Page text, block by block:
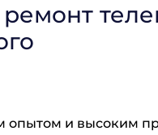
опытом и высоким